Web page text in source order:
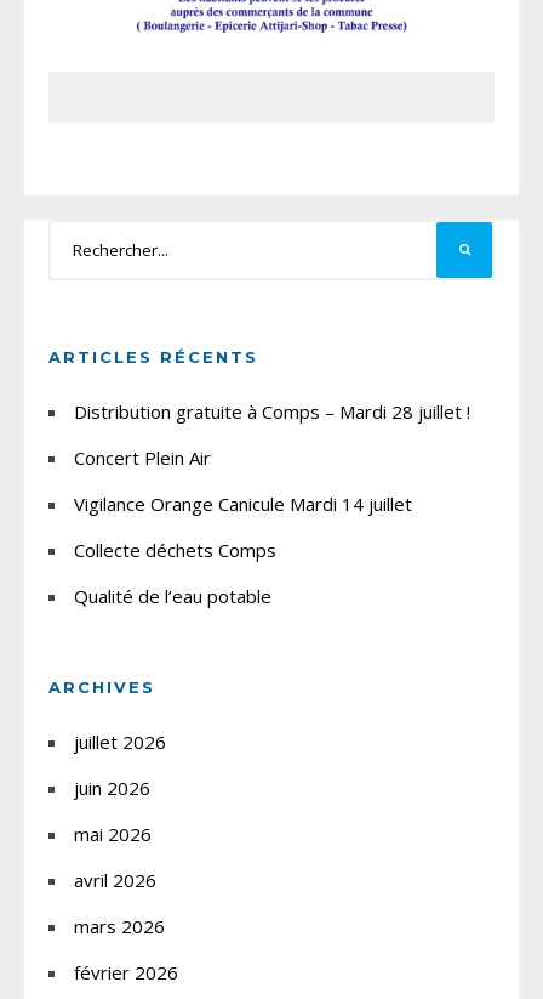
ARTICLES RÉCENTS
Distribution gratuite à Comps – Mardi 28 juillet !
Concert Plein Air
Vigilance Orange Canicule Mardi 14 juillet
Collecte déchets Comps
Qualité de l’eau potable
ARCHIVES
juillet 2026
juin 2026
mai 2026
avril 2026
mars 2026
février 2026